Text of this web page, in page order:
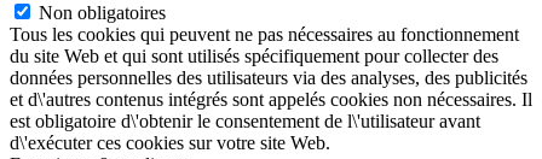
Non obligatoires
Tous les cookies qui peuvent ne pas nécessaires au fonctionnement
du site Web et qui sont utilisés spécifiquement pour collecter des
données personnelles des utilisateurs via des analyses, des publicités
et d\'autres contenus intégrés sont appelés cookies non nécessaires. Il
est obligatoire d\'obtenir le consentement de l\'utilisateur avant
d\'exécuter ces cookies sur votre site Web.